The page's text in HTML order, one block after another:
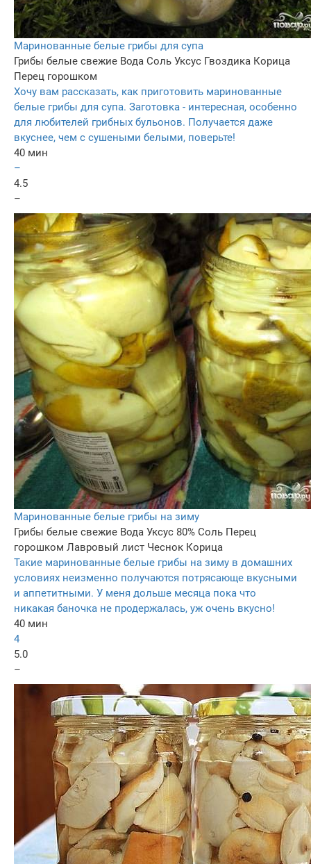
Маринованные белые грибы для супа
Грибы белые свежие Вода Соль Уксус Гвоздика Корица
Перец горошком
Хочу вам рассказать, как приготовить маринованные
белые грибы для супа. Заготовка - интересная, особенно
для любителей грибных бульонов. Получается даже
вкуснее, чем с сушеными белыми, поверьте!
40 мин
–
4.5
–
Маринованные белые грибы на зиму
Грибы белые свежие Вода Уксус 80% Соль Перец
горошком Лавровый лист Чеснок Корица
Такие маринованные белые грибы на зиму в домашних
условиях неизменно получаются потрясающе вкусными
и аппетитными. У меня дольше месяца пока что
никакая баночка не продержалась, уж очень вкусно!
40 мин
4
5.0
–